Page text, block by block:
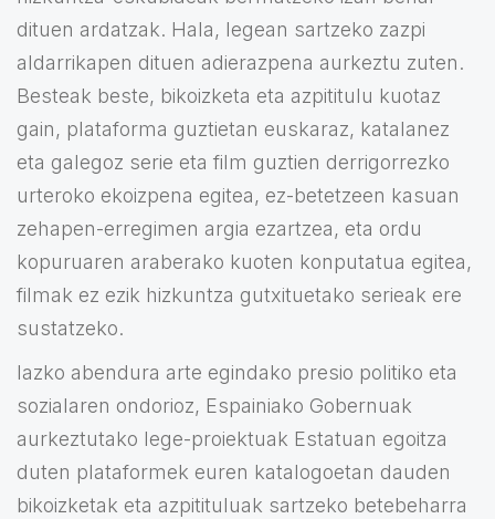
dituen ardatzak. Hala, legean sartzeko zazpi
aldarrikapen dituen adierazpena aurkeztu zuten.
Besteak beste, bikoizketa eta azpititulu kuotaz
gain, plataforma guztietan euskaraz, katalanez
eta galegoz serie eta film guztien derrigorrezko
urteroko ekoizpena egitea, ez-betetzeen kasuan
zehapen-erregimen argia ezartzea, eta ordu
kopuruaren araberako kuoten konputatua egitea,
filmak ez ezik hizkuntza gutxituetako serieak ere
sustatzeko.
Iazko abendura arte egindako presio politiko eta
sozialaren ondorioz, Espainiako Gobernuak
aurkeztutako lege-proiektuak Estatuan egoitza
duten plataformek euren katalogoetan dauden
bikoizketak eta azpitituluak sartzeko betebeharra